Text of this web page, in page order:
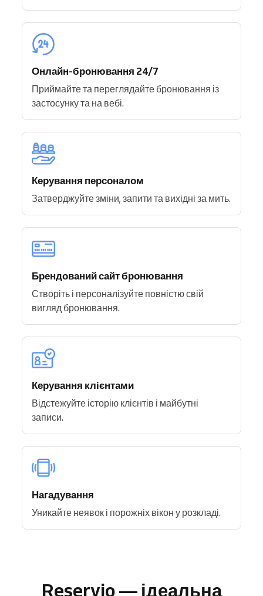
Онлайн-бронювання 24/7
Приймайте та переглядайте бронювання із
застосунку та на вебі.
Керування персоналом
Затверджуйте зміни, запити та вихідні за мить.
Брендований сайт бронювання
Створіть і персоналізуйте повністю свій
вигляд бронювання.
Керування клієнтами
Відстежуйте історію клієнтів і майбутні
записи.
Нагадування
Уникайте неявок і порожніх вікон у розкладі.
Reservio — ідеальна